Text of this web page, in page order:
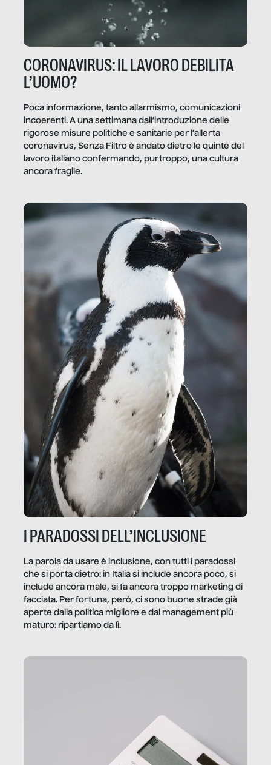
CORONAVIRUS: IL LAVORO DEBILITA
L’UOMO?
Poca informazione, tanto allarmismo, comunicazioni
incoerenti. A una settimana dall’introduzione delle
rigorose misure politiche e sanitarie per l’allerta
coronavirus, Senza Filtro è andato dietro le quinte del
lavoro italiano confermando, purtroppo, una cultura
ancora fragile.
I PARADOSSI DELL’INCLUSIONE
La parola da usare è inclusione, con tutti i paradossi
che si porta dietro: in Italia si include ancora poco, si
include ancora male, si fa ancora troppo marketing di
facciata. Per fortuna, però, ci sono buone strade già
aperte dalla politica migliore e dal management più
maturo: ripartiamo da lì.